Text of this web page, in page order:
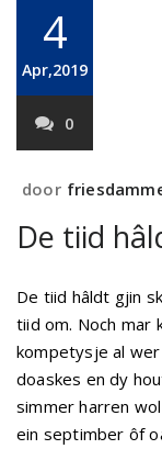
4
Apr,2019
0
door
De tiid
De tiid hâldt gjin
tiid om. Noch mar
kompetysje al
doaskes en dy
simmer harren
ein septimber ôf